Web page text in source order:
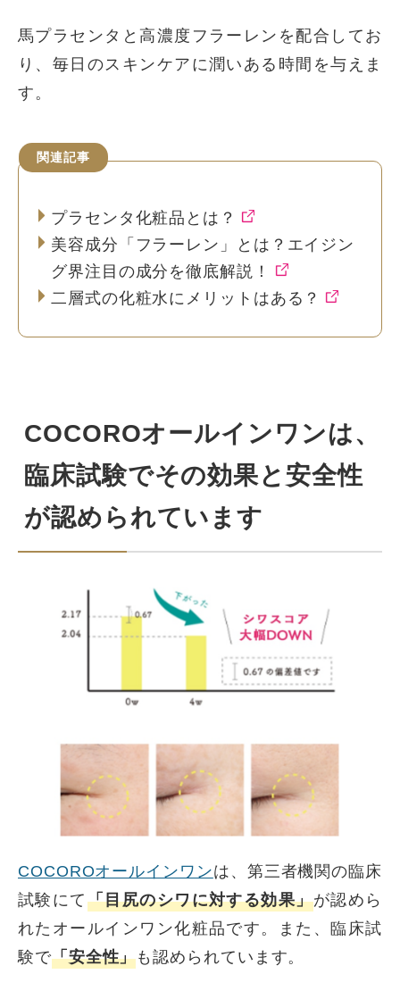
馬プラセンタと高濃度フラーレンを配合してお
り、毎日のスキンケアに潤いある時間を与えま
す。
関連記事
プラセンタ化粧品とは？
美容成分「フラーレン」とは？エイジン
グ界注目の成分を徹底解説！
二層式の化粧水にメリットはある？
COCOROオールインワンは、
臨床試験でその効果と安全性
が認められています
COCOROオールインワンは、第三者機関の臨床
試験にて 「目尻のシワに対する効果」が認めら
れたオールインワン化粧品です。また、臨床試
験で「安全性」も認められています。